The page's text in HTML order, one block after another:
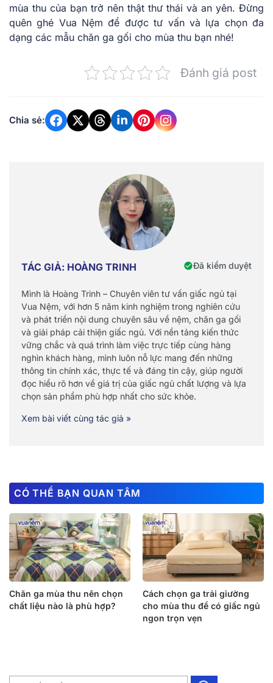
mùa thu của bạn trở nên thật thư thái và an yên. Đừng
quên ghé Vua Nệm để được tư vấn và lựa chọn đa
dạng các mẫu chăn ga gối cho mùa thu bạn nhé!
Đánh giá post
Chia sẻ:
TÁC GIẢ: HOÀNG TRINH Đã kiểm duyệt
Mình là Hoàng Trinh – Chuyên viên tư vấn giấc ngủ tại
Vua Nệm, với hơn 5 năm kinh nghiệm trong nghiên cứu
và phát triển nội dung chuyên sâu về nệm, chăn ga gối
và giải pháp cải thiện giấc ngủ. Với nền tảng kiến thức
vững chắc và quá trình làm việc trực tiếp cùng hàng
nghìn khách hàng, mình luôn nỗ lực mang đến những
thông tin chính xác, thực tế và đáng tin cậy, giúp người
đọc hiểu rõ hơn về giá trị của giấc ngủ chất lượng và lựa
chọn sản phẩm phù hợp nhất cho sức khỏe.
Xem bài viết cùng tác giả »
CÓ THỂ BẠN QUAN TÂM
Chăn ga mùa thu nên chọn
chất liệu nào là phù hợp?
Cách chọn ga trải giường
cho mùa thu để có giấc ngủ
ngon trọn vẹn